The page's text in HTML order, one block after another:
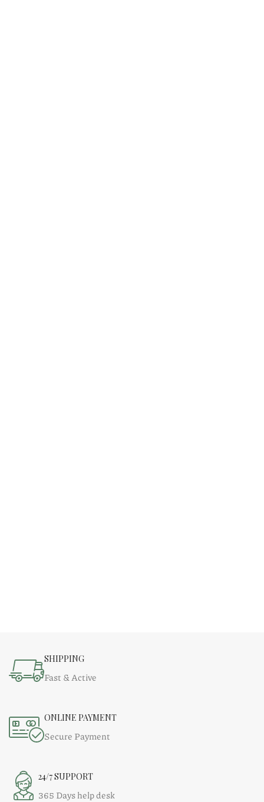
SHIPPING
Fast & Active
ONLINE PAYMENT
Secure Payment
24/7 SUPPORT
365 Days help desk